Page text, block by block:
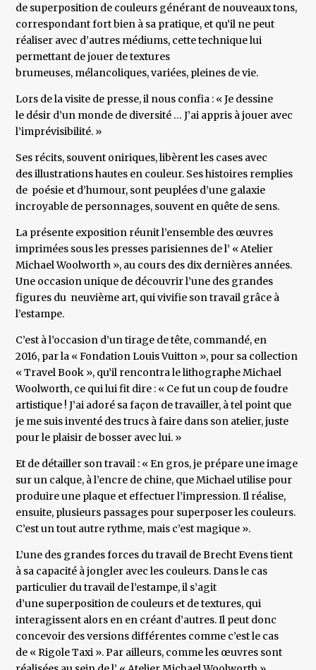
de superposition de couleurs générant de nouveaux tons,
correspondant fort bien à sa pratique, et qu’il ne peut
réaliser avec d’autres médiums, cette technique lui
permettant de jouer de textures
brumeuses, mélancoliques, variées, pleines de vie.
Lors de la visite de presse, il nous confia : « Je dessine
le désir d’un monde de diversité … J’ai appris à jouer avec
l’imprévisibilité. »
Ses récits, souvent oniriques, libèrent les cases avec
des illustrations hautes en couleur. Ses histoires remplies
de poésie et d’humour, sont peuplées d’une galaxie
incroyable de personnages, souvent en quête de sens.
La présente exposition réunit l’ensemble des œuvres
imprimées sous les presses parisiennes de l’ « Atelier
Michael Woolworth », au cours des dix dernières années.
Une occasion unique de découvrir l’une des grandes
figures du neuvième art, qui vivifie son travail grâce à
l’estampe.
C’est à l’occasion d’un tirage de tête, commandé, en
2016, par la « Fondation Louis Vuitton », pour sa collection
« Travel Book », qu’il rencontra le lithographe Michael
Woolworth, ce qui lui fit dire : « Ce fut un coup de foudre
artistique ! J’ai adoré sa façon de travailler, à tel point que
je me suis inventé des trucs à faire dans son atelier, juste
pour le plaisir de bosser avec lui. »
Et de détailler son travail : « En gros, je prépare une image
sur un calque, à l’encre de chine, que Michael utilise pour
produire une plaque et effectuer l’impression. Il réalise,
ensuite, plusieurs passages pour superposer les couleurs.
C’est un tout autre rythme, mais c’est magique ».
L’une des grandes forces du travail de Brecht Evens tient
à sa capacité à jongler avec les couleurs. Dans le cas
particulier du travail de l’estampe, il s’agit
d’une superposition de couleurs et de textures, qui
interagissent alors en en créant d’autres. Il peut donc
concevoir des versions différentes comme c’est le cas
de « Rigole Taxi ». Par ailleurs, comme les œuvres sont